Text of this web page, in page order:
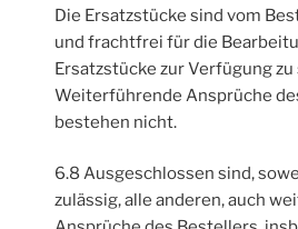
Die Ersatzstücke sind vom
und frachtfrei für die
Ersatzstücke zur Verfügung
Weiterführende Ansprüche
bestehen nicht.
6.8 Ausgeschlossen sind,
zulässig, alle anderen, auch